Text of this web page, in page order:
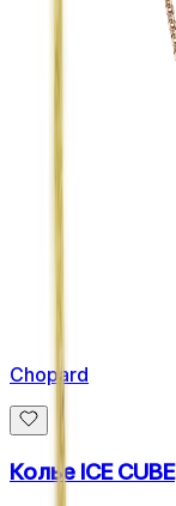
Chopard
Колье ICE CUBE